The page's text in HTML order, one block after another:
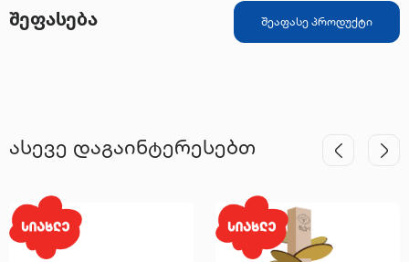
შეფასება შეაფასე პროდუქტი
ასევე დაგაინტერესებთ